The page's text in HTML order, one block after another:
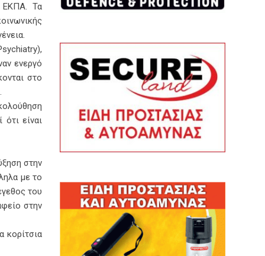
ΕΚΠΑ. Τα
ενεργό
στο
είναι
στην
με το
του
στην
κορίτσια